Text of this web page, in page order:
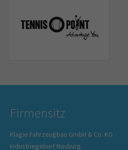
Firmensitz
Klagie Fahrzeugbau GmbH & Co. KG
Industriegebiet Masburg